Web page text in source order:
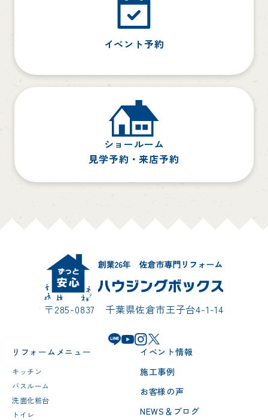
イベント予約
ショールーム
見学予約・来店予約
〒285-0837 千葉県佐倉市王子台4-1-14
リフォームメニュー
キッチン
バスルーム
洗面化粧台
トイレ
イベント情報
施工事例
お客様の声
NEWS＆ブログ